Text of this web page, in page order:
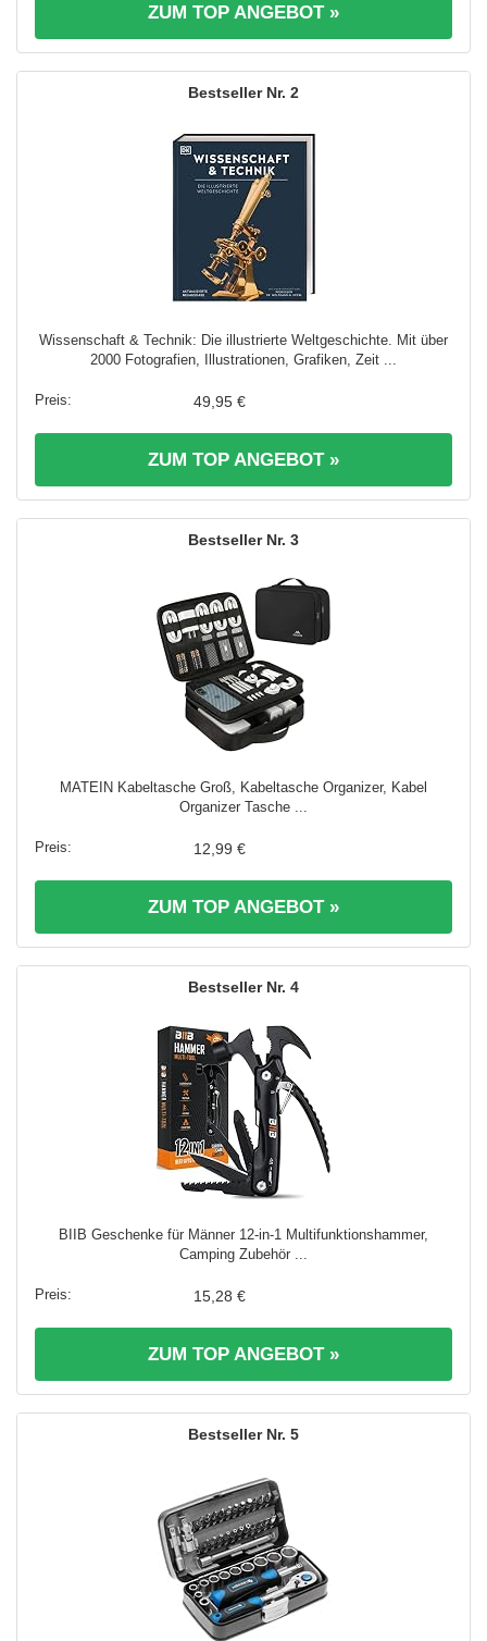
ZUM TOP ANGEBOT »
2
Wissenschaft & Technik: Die illustrierte Weltgeschichte. Mit über
2000 Fotografien, Illustrationen, Grafiken, Zeit ...
49,95 €
ZUM TOP ANGEBOT »
3
MATEIN Kabeltasche Groß, Kabeltasche Organizer, Kabel
Organizer Tasche ...
12,99 €
ZUM TOP ANGEBOT »
4
BIIB Geschenke für Männer 12-in-1 Multifunktionshammer,
Camping Zubehör ...
15,28 €
ZUM TOP ANGEBOT »
5